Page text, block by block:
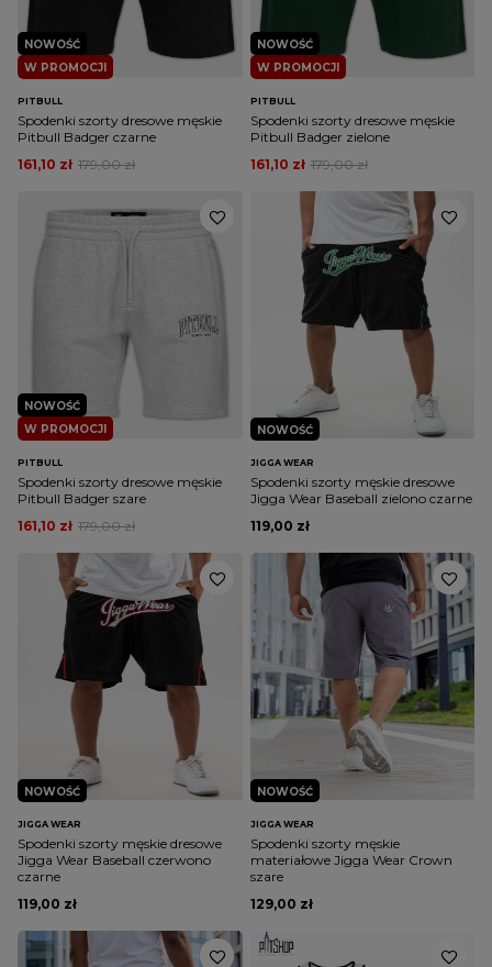
W PROMOCJI
NOWOŚĆ
PITBULL
Spodenki szorty dresowe męskie
Pitbull Badger czarne
179,00 zł
161,10 zł
W PROMOCJI
NOWOŚĆ
PITBULL
Spodenki szorty dresowe męskie
Pitbull Badger zielone
179,00 zł
161,10 zł
W PROMOCJI
NOWOŚĆ
PITBULL
Spodenki szorty dresowe męskie
Pitbull Badger szare
179,00 zł
161,10 zł
NOWOŚĆ
JIGGA WEAR
Spodenki szorty męskie dresowe
Jigga Wear Baseball zielono czarne
119,00 zł
NOWOŚĆ
JIGGA WEAR
Spodenki szorty męskie dresowe
Jigga Wear Baseball czerwono
czarne
119,00 zł
NOWOŚĆ
JIGGA WEAR
Spodenki szorty męskie
materiałowe Jigga Wear Crown
szare
129,00 zł